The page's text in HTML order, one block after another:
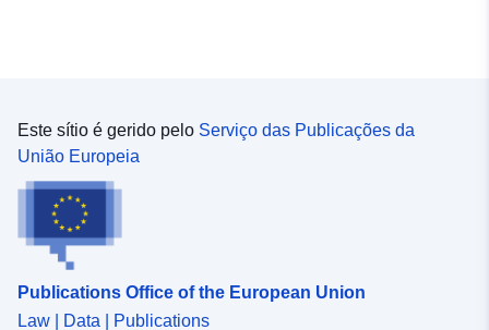
Este sítio é gerido pelo Serviço das Publicações da
União Europeia
Publications Office of the European Union
Law | Data | Publications